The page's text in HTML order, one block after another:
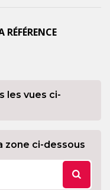
les vues ci-
zone ci-dessous